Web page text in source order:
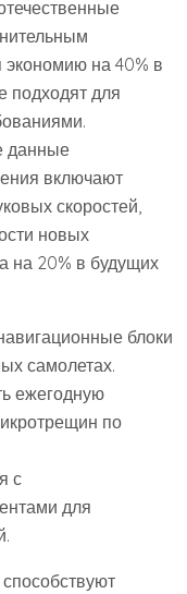
на 40% в
подходят для
данные
включают
скоростей,
новых
на 20% в будущих
блоки
самолетах.
ежегодную
по
с
для